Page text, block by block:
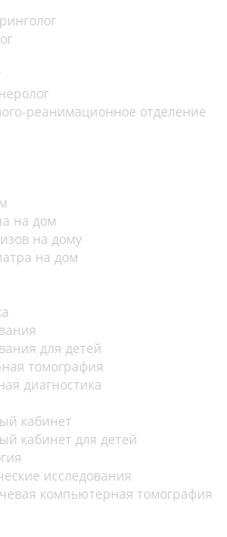
реанимационное отделение
на дом
на дому
на дом
для детей
томография
диагностика
кабинет
кабинет для детей
исследования
компьютерная томография